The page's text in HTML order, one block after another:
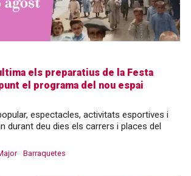
els preparatius de la Festa
el programa del nou espai
espectacles, activitats esportives i
durant deu dies els carrers i places del
Barraquetes